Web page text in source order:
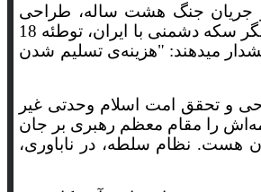
در جریان جنگ هشت ساله، طراحی
انقلابهای مخملی و رنگین، فعال کردن ناتوی فرهنگی روشنفکری، هزینه 7 تریلیون دلاری برای استحاله و سقوط و تغییر نظام بود. روی دیگر سکه دشمنی با ایران، توطئه 18
هشدار میدهند: "هزینه‌ی تسلیم شدن
وحی و تحقق امت اسلام وحدتی غیر
را مقام معظم رهبری بر جان
در جهان هست. نظام سلطه، در ناباوری،